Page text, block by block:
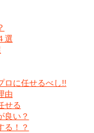
選
ロに任せるべし!!
由
せる
良い？
る！？